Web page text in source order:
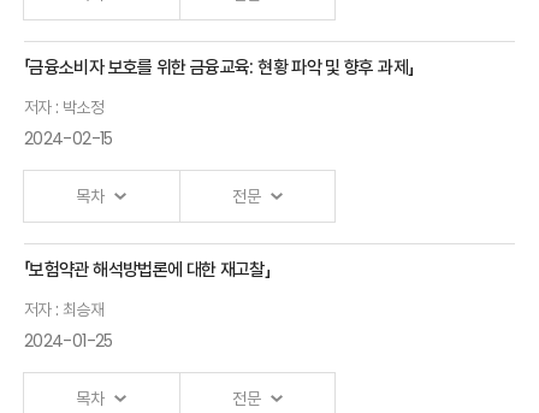
최용민
뮌핸재보험
과제
노팅험대학교 교수
생명보험
경영자가
말한다
민기식
「금융소비자 보호를 위한 금융교육: 현황 파악 및 향후 과제」
저자 : 박소정
2024-02-15
목차 전문
디지털 금융의
박소정 서울대학교
「보험약관 해석방법론에 대한 재고찰」
저자 : 최승재
2024-01-25
목차 전문